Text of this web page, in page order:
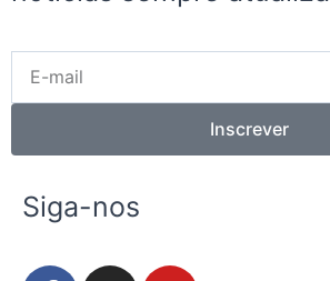
mail
Inscrever
Siga-nos